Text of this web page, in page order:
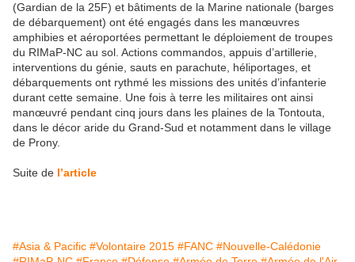
(Gardian de la 25F) et bâtiments de la Marine nationale (barges
de débarquement) ont été engagés dans les manœuvres
amphibies et aéroportées permettant le déploiement de troupes
du RIMaP-NC au sol. Actions commandos, appuis d’artillerie,
interventions du génie, sauts en parachute, héliportages, et
débarquements ont rythmé les missions des unités d’infanterie
durant cette semaine. Une fois à terre les militaires ont ainsi
manœuvré pendant cinq jours dans les plaines de la Tontouta,
dans le décor aride du Grand-Sud et notamment dans le village
de Prony.
Suite de l’article
#Asia & Pacific #Volontaire 2015 #FANC #Nouvelle-Calédonie